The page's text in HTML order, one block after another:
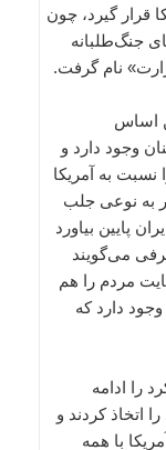
قرار گیرد، چون
جنگ‌طلبانه
نام گرفت.
اساس
وجود دارد و
نسبت به آمریکا
به نوعی جلب
پایین بیاورد
می‌گویند
مردم را هم
دارد که
را ادامه
اتخاذ کردند و
با همه